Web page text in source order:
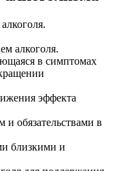
алкоголя.
в симптомах
эффекта
обязательствами в
близкими и